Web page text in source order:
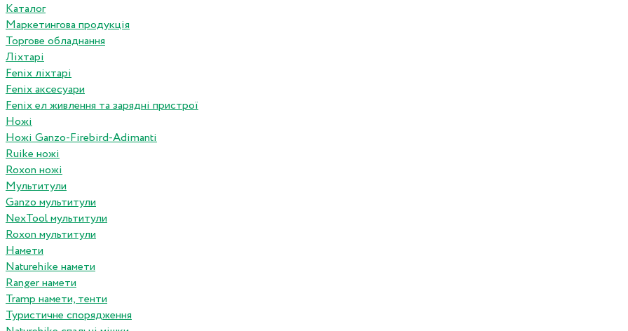
Каталог
Маркетингова продукція
Торгове обладнання
Ліхтарі
Fenix ліхтарі
Fenix аксесуари
Fenix ел живлення та зарядні пристрої
Ножі
Ножі Ganzo-Firebird-Adimanti
Ruike ножі
Roxon ножi
Мультитули
Ganzo мультитули
NexTool мультитули
Roxon мультитули
Намети
Naturehike намети
Ranger намети
Tramp намети, тенти
Туристичне спорядження